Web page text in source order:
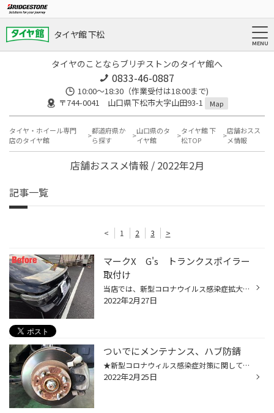
タイヤ館 下松
タイヤのことならブリヂストンのタイヤ館へ
0833-46-0887
10:00～18:30（作業受付は18:00まで)
〒744-0041 山口県下松市大字山田93-1
Map
タイヤ・ホイール専門
店のタイヤ館
都道府県か
ら探す
山口県のタ
イヤ館
タイヤ館 下
松TOP
店舗おスス
メ情報
店舗おススメ情報 / 2022年2月
記事一覧
< 1 2 3 >
マークX G's トランクスポイラー
取付け
当店では、新型コロナウイルス感染症拡大防止また、お客様および従業員の健康と安全を第一に考え以下の感染症対策を行っております。 ご安心してご来店下さい。 いつもタイヤ館下松のHPをご覧いただきまして ありがとうございます。 マークX G'sにトランクスポイラーの取付け をしました。 元々は純...
2022年2月27日
ついでにメンテナンス、ハブ防錆
★新型コロナウィルス感染症対策に関して★ タイヤ館 下松店では新型コロナウィルス感染症拡大防止対策の為に、店内の待合スペースの幅を広げています。椅子の数を減らし以前よりも座席数を減らしたり、ソーシャルディスタンスを確保・維持しております。 みなさんこんにちは 二階堂です。 先日 タイ...
2022年2月25日